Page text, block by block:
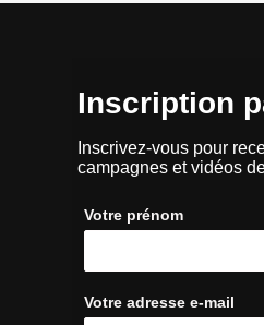
Inscription
Inscrivez-vous pour
campagnes et vidéos
Votre prénom
Votre adresse e-mail